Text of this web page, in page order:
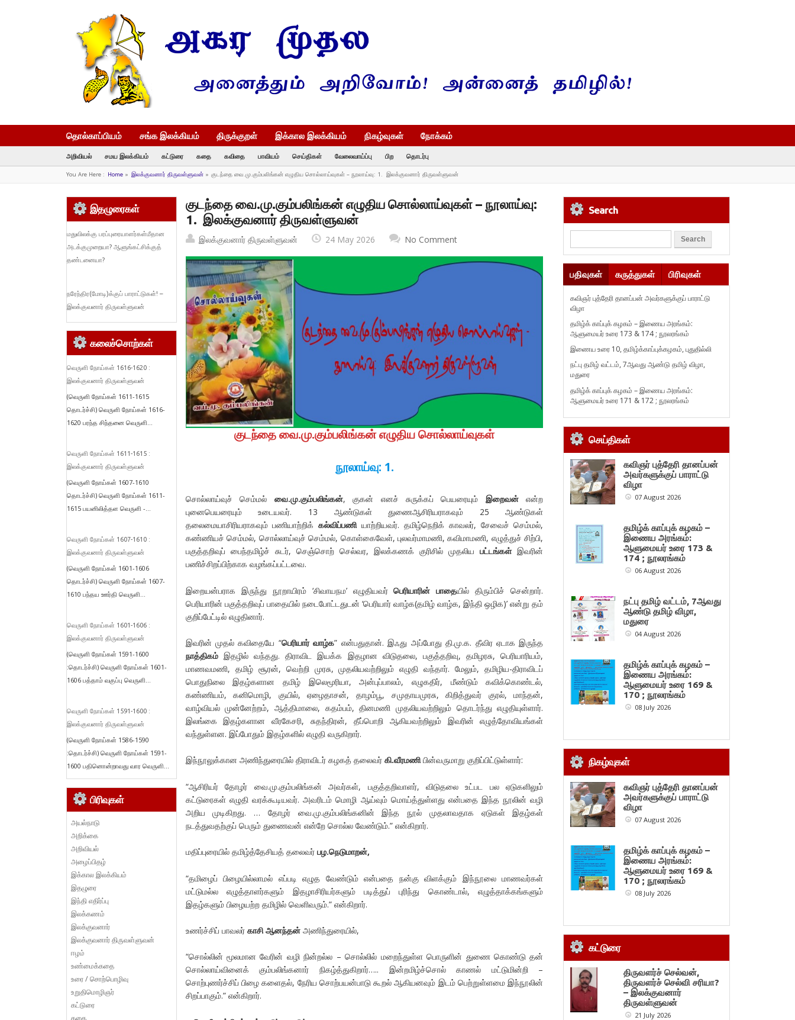
தொல்காப்பியம் சங்க இலக்கியம் திருக்குறள் இக்கால இலக்கியம் நிகழ்வுகள் நோக்கம்
அறிவியல் சமய இலக்கியம் கட்டுரை கதை கவிதை பாவியம் செய்திகள் வேலைவாய்ப்பு பிற தொடர்பு
You Are Here : Home» இலக்குவனார் திருவள்ளுவன்» குடந்தை வை.மு.கும்பலிங்கன் எழுதிய சொல்லாய்வுகள் – நூலாய்வு: 1. இலக்குவனார் திருவள்ளுவன்
குடந்தை வை.மு.கும்பலிங்கன் எழுதிய சொல்லாய்வுகள் – நூலாய்வு:
1. இலக்குவனார் திருவள்ளுவன்
இலக்குவனார் திருவள்ளுவன் 24 May 2026 No Comment
குடந்தை வை.மு.கும்பலிங்கன் எழுதிய சொல்லாய்வுகள்
நூலாய்வு: 1.
சொல்லாய்வுச் செம்மல் வை.மு.கும்பலிங்கன், குகன் எனச் சுருக்கப் பெயரையும் இறைவன்என்ற
புனைபெயரையும் உடையவர். 13 ஆண்டுகள் துணைஆசிரியராகவும் 25 ஆண்டுகள்
தலைமையாசிரியராகவும் பணியாற்றிக்கல்விப்பணியாற்றியவர். தமிழ்நெறிக் காவலர், சேவைச் செம்மல்,
கண்ணியச் செம்மல், சொல்லாய்வுச் செம்மல், கொள்கைவேள், புலவர்மாமணி, கவிமாமணி, எழுத்துச் சிற்பி,
பகுத்தறிவுப் பைந்தமிழ்ச் சுடர், செஞ்சொற் செல்வர, இலக்கணக் குரிசில் முதலியபட்டங்கள்இவரின்
பணிச்சிறப்பிற்காக வழங்கப்பட்டவை.
இறையன்பராக இருந்து நூறாயிரம் ‘சிவாயநம’ எழுதியவர்பெரியாரின் பாதையில் திரும்பிச் சென்றார்.
பெரியாரின் பகுத்தறிவுப் பாதையில் நடைபோட்டதுடன் ‘பெரியார் வாழ்க(தமிழ் வாழ்க, இந்தி ஒழிக)’ என்று தம்
குறிப்பேட்டில் எழுதினார்.
இவரின் முதல் கவிதையே “பெரியார் வாழ்க” என்பதுதான். இஃது அப்போது தி.மு.க. தீவிர ஏடாக இருந்த
நாத்திகம்இதழில் வந்தது. திராவிட இயக்க இதழான விடுதலை, பகுத்தறிவு, தமிழரசு, பெரியாரியம்,
மாணவமணி, தமிழ் சூரன், வெற்றி முரசு, முதலியவற்றிலும் எழுதி வந்தார். மேலும், தமிழிய-திராவிடப்
பொதுநிலை இதழ்களான தமிழ் இலெமூரியா, அன்புப்பாலம், எழுகதிர், மீண்டும் கவிக்கொண்டல்,
கண்ணியம், கனிமொழி, குயில், ஏழைதாசன், தாழம்பூ, சமுதாயமுரசு, கிறித்துவர் குரல், மாந்தன்,
வாழ்வியல் முன்னேற்றம், ஆத்திமாலை, கதம்பம், தினமணி முதலியவற்றிலும் தொடர்ந்து எழுதியுள்ளார்.
இலங்கை இதழ்களான வீரகேசரி, சுதந்திரன், தீப்பொறி ஆகியவற்றிலும் இவரின் எழுத்தோவியங்கள்
வந்துள்ளன. இப்போதும் இதழ்களில் எழுதி வருகிறார்.
இந்நூலுக்கான அணிந்துரையில் திராவிடர் கழகத் தலைவர் கி.வீரமணிபின்வருமாறு குறிப்பிட்டுள்ளார்:
“ஆசிரியர் தோழர் வை.மு.கும்பலிங்கன் அவர்கள், பகுத்தறிவாளர், விடுதலை உட்பட பல ஏடுகளிலும்
கட்டுரைகள் எழுதி வரக்கூடியவர். அவரிடம் மொழி ஆய்வும் மொய்த்துள்ளது என்பதை இந்த நூலின் வழி
அறிய முடிகிறது. … தோழர் வை.மு.கும்பலிங்கனின் இந்த நூல் முதலாவதாக ஏடுகள் இதழ்கள்
நடத்துவதற்குப் பெரும் துணைவன் என்றே சொல்ல வேண்டும்.” என்கிறார்.
மதிப்புரையில் தமிழ்த்தேசியத் தலைவர் பழ.நெடுமாறன்,
“தமிழைப் பிழையில்லாமல் எப்படி எழுத வேண்டும் என்பதை நன்கு விளக்கும் இந்நூலை மாணவர்கள்
மட்டுமல்ல எழுத்தாளர்களும் இதழாசிரியர்களும் படித்துப் புரிந்து கொண்டால், எழுத்தாக்கங்களும்
இதழ்களும் பிழையற்ற தமிழில் வெளிவரும்.” என்கிறார்.
உணர்ச்சிப் பாவலர் காசி ஆனந்தன்அணிந்துரையில்,
“சொல்லின் மூலமான வேரின் வழி நின்றல்ல – சொல்லில் மறைந்துள்ள பொருளின் துணை கொண்டு தன்
சொல்லாய்வினைக் கும்பலிங்கனார் நிகழ்த்துகிறார்….. இன்றமிழ்ச்சொல் காணல் மட்டுமின்றி –
சொற்புணர்ச்சிப் பிழை களைதல், நேரிய சொற்பயன்பாடு கூறல் ஆகியனவும் இடம் பெற்றுள்ளமை இந்நூலின்
சிறப்பாகும்.” என்கிறார்.
இதழுரைகள்
மதுவிலக்கு பரப்புரையாளர்கள்மீதான
அடக்குமுறையா? ஆளுங்கட்சிக்குத்
தண்டனையா?
நரேந்திர(மோடி)க்குப் பாராட்டுகள்! –
இலக்குவனார் திருவள்ளுவன்
கலைச்சொற்கள்
வெருளி நோய்கள் 1616-1620 :
இலக்குவனார் திருவள்ளுவன்
(வெருளி நோய்கள் 1611-1615
தொடர்ச்சி) வெருளி நோய்கள் 1616-
1620 பரந்த சிந்தனை வெருளி...
வெருளி நோய்கள் 1611-1615 :
இலக்குவனார் திருவள்ளுவன்
(வெருளி நோய்கள் 1607-1610
தொடர்ச்சி) வெருளி நோய்கள் 1611-
1615 பயனிலித்தள வெருளி -...
வெருளி நோய்கள் 1607-1610 :
இலக்குவனார் திருவள்ளுவன்
(வெருளி நோய்கள் 1601-1606
தொடர்ச்சி) வெருளி நோய்கள் 1607-
1610 பந்தய ஊர்தி வெருளி...
வெருளி நோய்கள் 1601-1606 :
இலக்குவனார் திருவள்ளுவன்
(வெருளி நோய்கள் 1591-1600
:தொடர்ச்சி) வெருளி நோய்கள் 1601-
1606 பத்தாம் வகுப்பு வெருளி...
வெருளி நோய்கள் 1591-1600 :
இலக்குவனார் திருவள்ளுவன்
(வெருளி நோய்கள் 1586-1590
:தொடர்ச்சி) வெருளி நோய்கள் 1591-
1600 பதினொன்றாவது வார வெருளி...
பிரிவுகள்
அயல்நாடு
அறிக்கை
அறிவியல்
அழைப்பிதழ்
இக்கால இலக்கியம்
இதழுரை
இந்தி எதிர்ப்பு
இலக்கணம்
இலக்குவனார்
இலக்குவனார் திருவள்ளுவன்
ஈழம்
உண்மைக்கதை
உரை / சொற்பொழிவு
உறுதிமொழிஞர்
கட்டுரை
கதை
Search
பதிவுகள் கருத்துகள் பிரிவுகள்
கவிஞர் புத்தேரி தானப்பன் அவர்களுக்குப் பாராட்டு
விழா
தமிழ்க் காப்புக் கழகம் – இணைய அரங்கம்:
ஆளுமையர் உரை 173 & 174 ; நூலரங்கம்
இணைய உரை 10, தமிழ்க்காப்புக்கழகம், புதுதில்லி
நட்பு தமிழ் வட்டம், 7ஆவது ஆண்டு தமிழ் விழா,
மதுரை
தமிழ்க் காப்புக் கழகம் – இணைய அரங்கம்:
ஆளுமையர் உரை 171 & 172 ; நூலரங்கம்
செய்திகள்
கவிஞர் புத்தேரி தானப்பன்
அவர்களுக்குப் பாராட்டு
விழா
07 August 2026
தமிழ்க் காப்புக் கழகம் –
இணைய அரங்கம்:
ஆளுமையர் உரை 173 &
174 ; நூலரங்கம்
06 August 2026
நட்பு தமிழ் வட்டம், 7ஆவது
ஆண்டு தமிழ் விழா,
மதுரை
04 August 2026
தமிழ்க் காப்புக் கழகம் –
இணைய அரங்கம்:
ஆளுமையர் உரை 169 &
170 ; நூலரங்கம்
08 July 2026
நிகழ்வுகள்
கவிஞர் புத்தேரி தானப்பன்
அவர்களுக்குப் பாராட்டு
விழா
07 August 2026
தமிழ்க் காப்புக் கழகம் –
இணைய அரங்கம்:
ஆளுமையர் உரை 169 &
170 ; நூலரங்கம்
08 July 2026
கட்டுரை
திருவளர்ச் செல்வன்,
திருவளர்ச் செல்வி சரியா?
– இலக்குவனார்
திருவள்ளுவன்
21 July 2026